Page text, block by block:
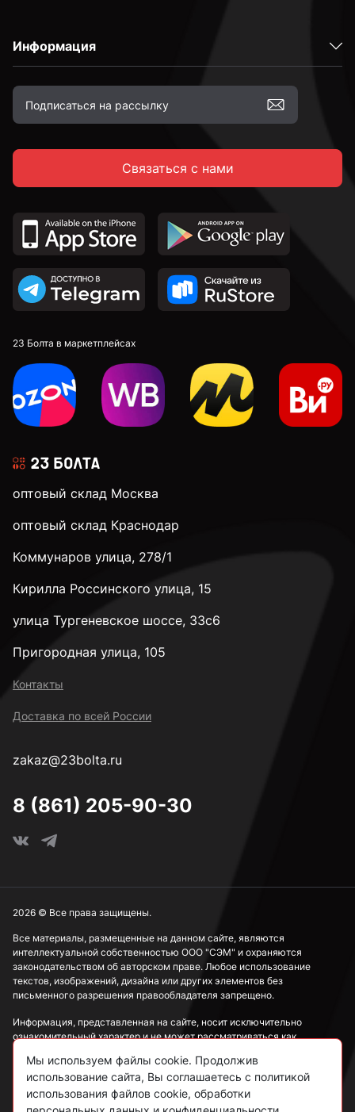
Информация
Связаться с нами
23 Болта в маркетплейсах
оптовый склад Москва
оптовый склад Краснодар
Коммунаров улица, 278/1
Кирилла Россинского улица, 15
улица Тургеневское шоссе, 33с6
Пригородная улица, 105
Контакты
Доставка по всей России
zakaz@23bolta.ru
8 (861) 205-90-30
Все материалы, размещенные на данном сайте, являются
интеллектуальной собственностью ООО "СЭМ" и охраняются
законодательством об авторском праве. Любое использование
текстов, изображений, дизайна или других элементов без
письменного разрешения правообладателя запрещено.
Информация, представленная на сайте, носит исключительно
ознакомительный характер и не может рассматриваться как
Политика конфиденциальности
2026 © Все права защищены.
Мы используем файлы cookie. Продолжив
использование сайта, Вы соглашаетесь с политикой
использования файлов cookie, обработки